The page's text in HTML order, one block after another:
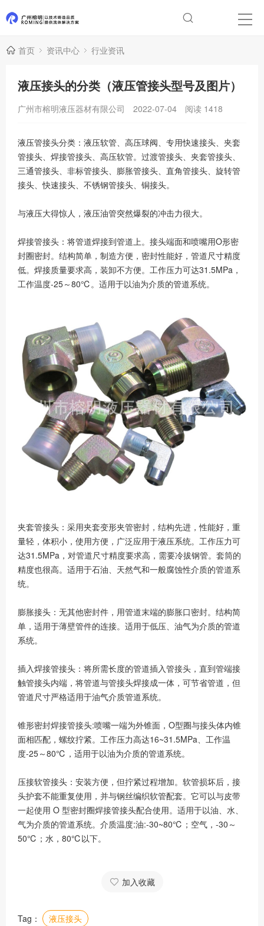
首页 资讯中心 行业资讯
液压接头的分类（液压管接头型号及图片）
广州市榕明液压器材有限公司 2022-07-04 阅读 1418
液压管接头分类：液压软管、高压球阀、专用快速接头、夹套
管接头、焊接管接头、高压软管。过渡管接头、夹套管接头、
三通管接头、非标管接头、膨胀管接头、直角管接头、旋转管
接头、快速接头、不锈钢管接头、铜接头。
与液压大得惊人，液压油管突然爆裂的冲击力很大。
焊接管接头：将管道焊接到管道上。接头端面和喷嘴用O形密
封圈密封。结构简单，制造方便，密封性能好，管道尺寸精度
低。焊接质量要求高，装卸不方便。工作压力可达31.5MPa，
工作温度-25～80℃。适用于以油为介质的管道系统。
夹套管接头：采用夹套变形夹管密封，结构先进，性能好，重
量轻，体积小，使用方便，广泛应用于液压系统。工作压力可
达31.5MPa，对管道尺寸精度要求高，需要冷拔钢管。套筒的
精度也很高。适用于石油、天然气和一般腐蚀性介质的管道系
统。
膨胀接头：无其他密封件，用管道末端的膨胀口密封。结构简
单，适用于薄壁管件的连接。适用于低压、油气为介质的管道
系统。
插入焊接管接头：将所需长度的管道插入管接头，直到管端接
触管接头内端，将管道与管接头焊接成一体，可节省管道，但
管道尺寸严格适用于油气介质管道系统。
锥形密封焊接管接头:喷嘴一端为外锥面，O型圈与接头体内锥
面相匹配，螺纹拧紧。工作压力高达16~31.5MPa、工作温
度-25～80℃，适用于以油为介质的管道系统。
压接软管接头：安装方便，但拧紧过程增加。软管损坏后，接
头护套不能重复使用，并与钢丝编织软管配套。它可以与皮带
一起使用 O 型密封圈焊接管接头配合使用。适用于以油、水、
气为介质的管道系统。介质温度:油:-30~80℃；空气，-30～
50℃；水，80℃以下。
加入收藏
Tag： 液压接头